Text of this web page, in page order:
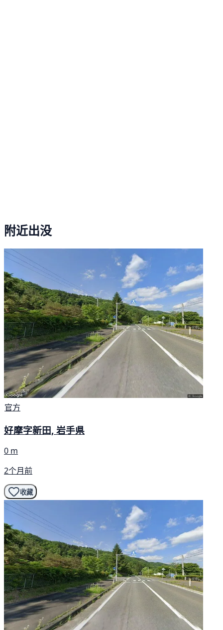
附近出没
官方
好摩字新田, 岩手県
0 m
2个月前
收藏